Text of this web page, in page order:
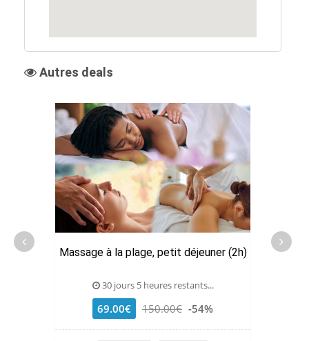
Autres deals
Massage à la plage, petit déjeuner (2h)
30 jours 5 heures restants...
69.00€ 150.00€ -54%